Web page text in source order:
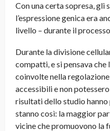
Con una certa sopresa, gli
l’espressione genica era
livello – durante il
Durante la divisione
compatti, e si pensava che
coinvolte nella
accessibili e non
risultati dello studio hanno
stanno così: la maggior
vicine che promuovono la